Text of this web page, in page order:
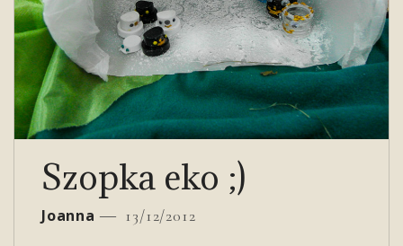
Szopka eko ;)
Joanna 13/12/2012